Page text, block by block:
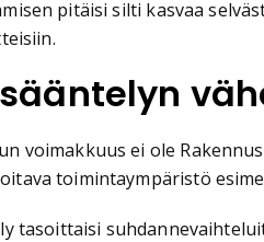
pitäisi silti kasvaa
voimakkuus ei ole
toimintaympäristö
tasoittaisi